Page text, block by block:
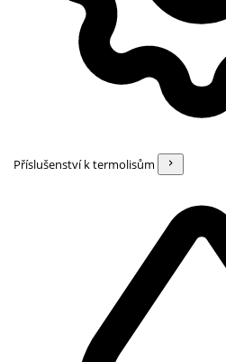
Příslušenství k termolisům